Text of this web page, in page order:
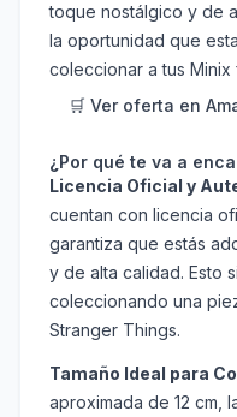
toque nostálgico y de
la oportunidad que
coleccionar a tus Minix
🛒 Ver oferta en
¿Por qué te va a
Licencia Oficial y
cuentan con licencia
garantiza que estás
y de alta calidad. Esto
coleccionando una
Stranger Things.
Tamaño Ideal para
aproximada de 12 cm,